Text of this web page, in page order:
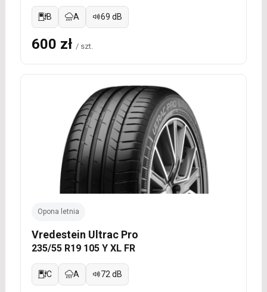
B A 69 dB
600 zł / szt.
Opona letnia
Vredestein Ultrac Pro
235/55 R19 105 Y XL FR
C A 72 dB